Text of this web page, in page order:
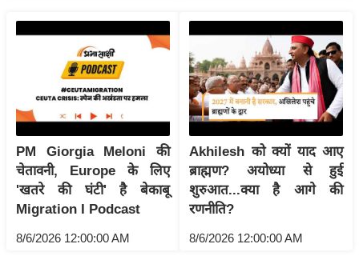
त्रा
न
शि
प
रा
ज
ति
PM Giorgia Meloni की
चेतावनी, Europe के लिए
'खतरे की घंटी' है बेकाबू
Migration I Podcast
8/6/2026 12:00:00 AM
Akhilesh को क्यों याद आए
ब्राह्मण? अयोध्या से हुई
शुरुआत...क्या है आगे की
रणनीति?
8/6/2026 12:00:00 AM